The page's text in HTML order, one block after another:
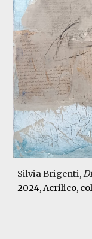
Silvia Brigenti,
2024, Acrilico,